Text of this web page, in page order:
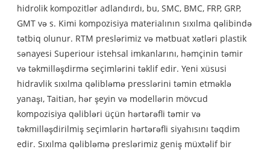
hidrolik kompozitlər adlandırdı, bu, SMC, BMC, FRP, GRP,
GMT və s. Kimi kompozisiya materialının sıxılma qəlibində
tətbiq olunur. RTM preslərimiz və mətbuat xətləri plastik
sənayesi Superiour istehsal imkanlarını, həmçinin təmir
və təkmilləşdirmə seçimlərini təklif edir. Yeni xüsusi
hidravlik sıxılma qəlibləmə presslərini təmin etməklə
yanaşı, Taitian, hər şeyin və modellərin mövcud
kompozisiya qəlibləri üçün hərtərəfli təmir və
təkmilləşdirilmiş seçimlərin hərtərəfli siyahısını təqdim
edir. Sıxılma qəlibləmə preslərimiz geniş müxtəlif bir